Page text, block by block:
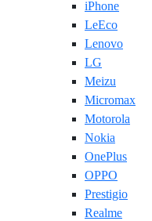
iPhone
LeEco
Lenovo
LG
Meizu
Micromax
Motorola
Nokia
OnePlus
OPPO
Prestigio
Realme